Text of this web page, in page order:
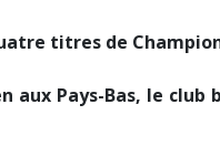
titres de
aux Pays-Bas, le